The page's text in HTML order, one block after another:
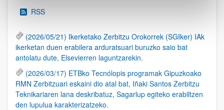
RSS
(2026/05/21) Ikerketako Zerbitzu Orokorrek (SGIker) IAk
ikerketan duen erabilera arduratsuari buruzko saio bat
antolatu dute, Elsevierren laguntzarekin.
(2026/03/17) ETBko Tecnólopis programak Gipuzkoako
RMN Zerbitzuari eskaini dio atal bat, Iñaki Santos Zerbitzu
Teknikariaren lana deskribatuz, Sagarlup egiteko erabiltzen
den lupulua karakterizatzeko.